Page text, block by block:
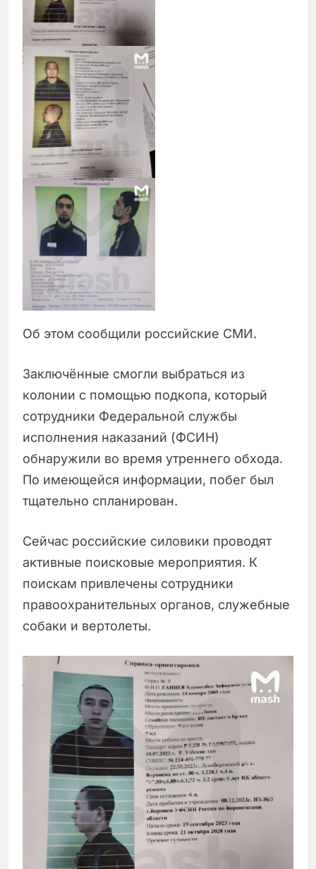
Об этом сообщили российские СМИ.
Заключённые смогли выбраться из
колонии с помощью подкопа, который
сотрудники Федеральной службы
исполнения наказаний (ФСИН)
обнаружили во время утреннего обхода.
По имеющейся информации, побег был
тщательно спланирован.
Сейчас российские силовики проводят
активные поисковые мероприятия. К
поискам привлечены сотрудники
правоохранительных органов, служебные
собаки и вертолеты.